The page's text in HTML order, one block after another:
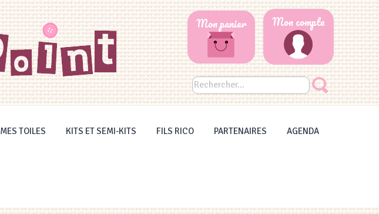
Mon panier Mon compte
MES TOILES KITS ET SEMI-KITS FILS RICO PARTENAIRES AGENDA